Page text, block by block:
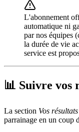
L'abonnement
automatique ni
par nos équipes
la durée de vie
service est
📊 Suivre vos
La section Vos résultats
parrainage en un coup